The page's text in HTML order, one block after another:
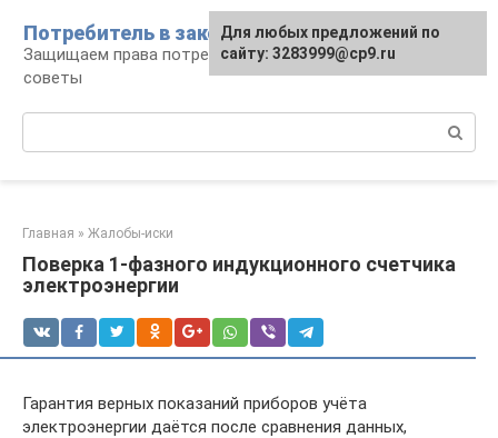
контенту
Потребитель в законе
Защищаем права потребителя: документы и
советы
Главная » Жалобы-иски
Поверка 1-фазного индукционного счетчика
электроэнергии
Гарантия верных показаний приборов учёта
электроэнергии даётся после сравнения данных,
Для любых предложений по
сайту: 3283999@cp9.ru